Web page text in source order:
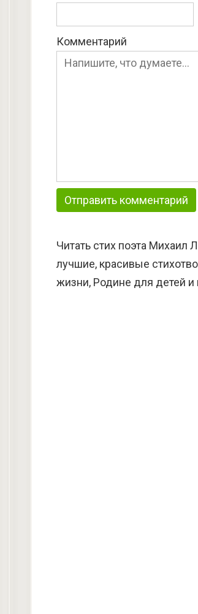
Комментарий
Читать стих поэта
лучшие, красивые
жизни, Родине для детей и